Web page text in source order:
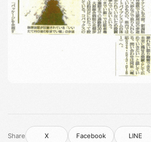
Share X Facebook LINE